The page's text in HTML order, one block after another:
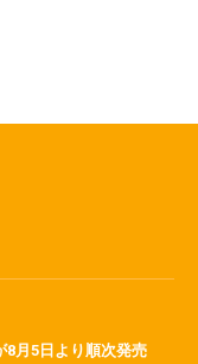
8月5日より順次発売